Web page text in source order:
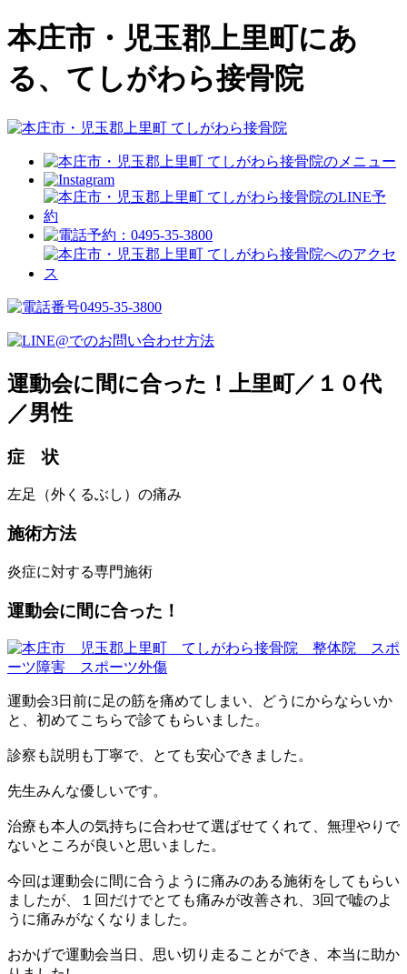
本庄市・児玉郡上里町にあ
る、てしがわら接骨院
運動会に間に合った！ 上里町／１０代
／男性
症 状
左足（外くるぶし）の痛み
施術方法
炎症に対する専門施術
運動会に間に合った！
運動会3日前に足の筋を痛めてしまい、どうにからならいか
と、初めてこちらで診てもらいました。
診察も説明も丁寧で、とても安心できました。
先生みんな優しいです。
治療も本人の気持ちに合わせて選ばせてくれて、無理やりで
ないところが良いと思いました。
今回は運動会に間に合うように痛みのある施術をしてもらい
ましたが、１回だけでとても痛みが改善され、3回で嘘のよ
うに痛みがなくなりました。
おかげで運動会当日、思い切り走ることができ、本当に助か